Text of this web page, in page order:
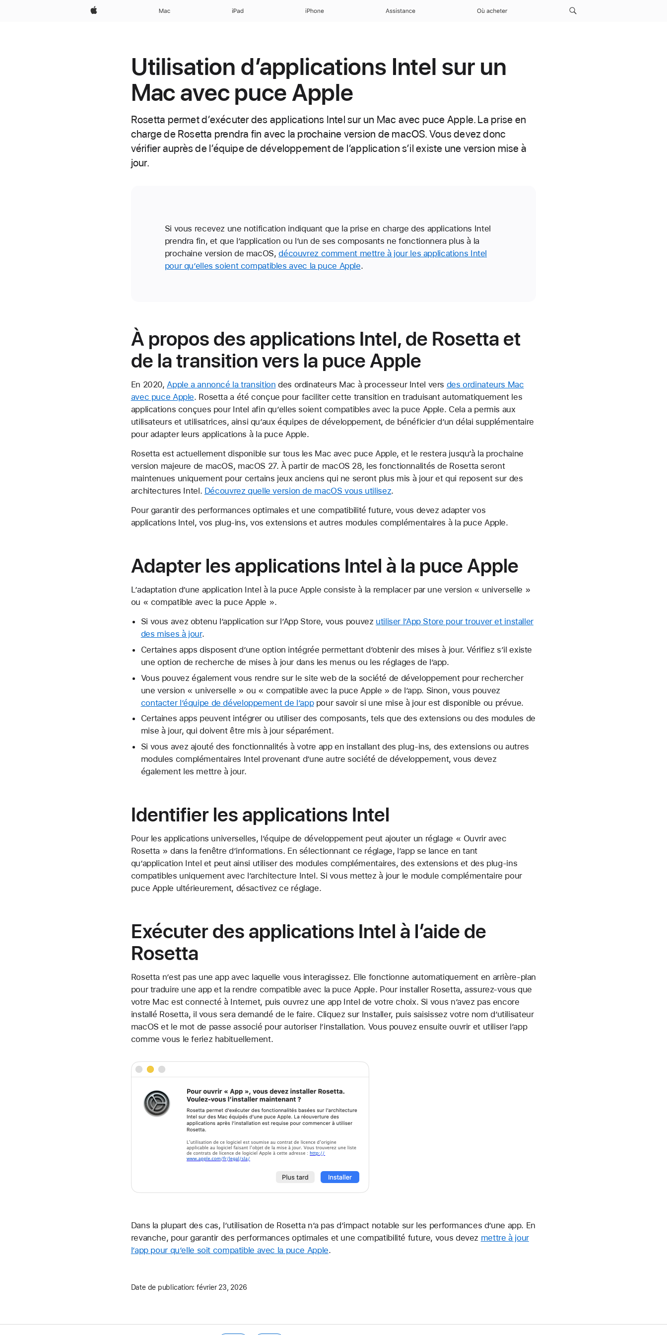
Apple Mac iPad iPhone Assistance Où acheter
Utilisation d’applications Intel sur un
Mac avec puce Apple
Rosetta permet d’exécuter des applications Intel sur un Mac avec puce Apple. La prise en
charge de Rosetta prendra fin avec la prochaine version de macOS. Vous devez donc
vérifier auprès de l’équipe de développement de l’application s’il existe une version mise à
jour.
Si vous recevez une notification indiquant que la prise en charge des applications Intel
prendra fin, et que l’application ou l’un de ses composants ne fonctionnera plus à la
prochaine version de macOS,découvrez comment mettre à jour les applications Intel
pour qu’elles soient compatibles avec la puce Apple.
À propos des applications Intel, de Rosetta et
de la transition vers la puce Apple
En 2020,Apple a annoncé la transition des ordinateurs Mac à processeur Intel vers des ordinateurs Mac
avec puce Apple. Rosetta a été conçue pour faciliter cette transition en traduisant automatiquement les
applications conçues pour Intel afin qu’elles soient compatibles avec la puce Apple. Cela a permis aux
utilisateurs et utilisatrices, ainsi qu’aux équipes de développement, de bénéficier d’un délai supplémentaire
pour adapter leurs applications à la puce Apple.
Rosetta est actuellement disponible sur tous les Mac avec puce Apple, et le restera jusqu’à la prochaine
version majeure de macOS, macOS 27. À partir de macOS 28, les fonctionnalités de Rosetta seront
maintenues uniquement pour certains jeux anciens qui ne seront plus mis à jour et qui reposent sur des
architectures Intel. Découvrez quelle version de macOS vous utilisez.
Pour garantir des performances optimales et une compatibilité future, vous devez adapter vos
applications Intel, vos plug-ins, vos extensions et autres modules complémentaires à la puce Apple.
Adapter les applications Intel à la puce Apple
L’adaptation d’une application Intel à la puce Apple consiste à la remplacer par une version « universelle »
ou « compatible avec la puce Apple ».
Si vous avez obtenu l’application sur l’App Store, vous pouvez utiliser l’App Store pour trouver et installer
des mises à jour.
Certaines apps disposent d’une option intégrée permettant d’obtenir des mises à jour. Vérifiez s’il existe
une option de recherche de mises à jour dans les menus ou les réglages de l’app.
Vous pouvez également vous rendre sur le site web de la société de développement pour rechercher
une version « universelle » ou « compatible avec la puce Apple » de l’app. Sinon, vous pouvez
contacter l’équipe de développement de l’apppour savoir si une mise à jour est disponible ou prévue.
Certaines apps peuvent intégrer ou utiliser des composants, tels que des extensions ou des modules de
mise à jour, qui doivent être mis à jour séparément.
Si vous avez ajouté des fonctionnalités à votre app en installant des plug-ins, des extensions ou autres
modules complémentaires Intel provenant d’une autre société de développement, vous devez
également les mettre à jour.
Identifier les applications Intel
Pour les applications universelles, l’équipe de développement peut ajouter un réglage « Ouvrir avec
Rosetta » dans la fenêtre d’informations. En sélectionnant ce réglage, l’app se lance en tant
qu’application Intel et peut ainsi utiliser des modules complémentaires, des extensions et des plug-ins
compatibles uniquement avec l’architecture Intel. Si vous mettez à jour le module complémentaire pour
puce Apple ultérieurement, désactivez ce réglage.
Exécuter des applications Intel à l’aide de
Rosetta
Rosetta n’est pas une app avec laquelle vous interagissez. Elle fonctionne automatiquement en arrière-plan
pour traduire une app et la rendre compatible avec la puce Apple. Pour installer Rosetta, assurez-vous que
votre Mac est connecté à Internet, puis ouvrez une app Intel de votre choix. Si vous n’avez pas encore
installé Rosetta, il vous sera demandé de le faire. Cliquez sur Installer, puis saisissez votre nom d’utilisateur
macOS et le mot de passe associé pour autoriser l’installation. Vous pouvez ensuite ouvrir et utiliser l’app
comme vous le feriez habituellement.
Dans la plupart des cas, l’utilisation de Rosetta n’a pas d’impact notable sur les performances d’une app. En
revanche, pour garantir des performances optimales et une compatibilité future, vous devez mettre à jour
l’app pour qu’elle soit compatible avec la puce Apple.
Date de publication: février 23, 2026